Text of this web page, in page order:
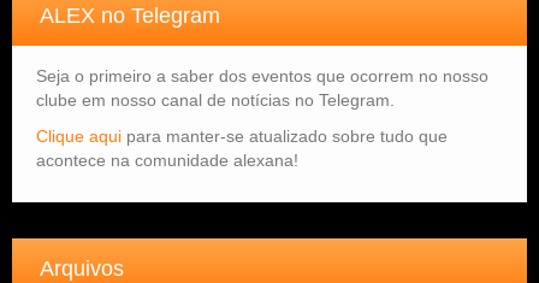
ALEX no Telegram
Seja o primeiro a saber dos eventos que ocorrem no nosso
clube em nosso canal de notícias no Telegram.
Clique aqui para manter-se atualizado sobre tudo que
acontece na comunidade alexana!
Arquivos